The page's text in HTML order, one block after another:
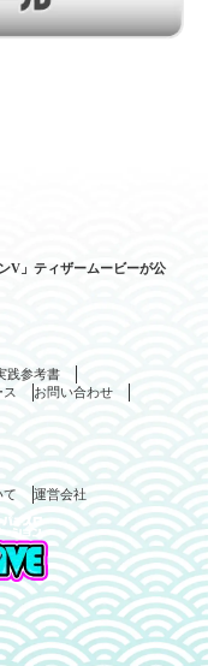
V」ティザームービーが公
践参考書
お問い合わせ
て 運営会社